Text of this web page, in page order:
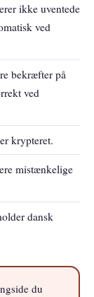
ikke uventede
ved
bekræfter på
ved
krypteret.
mistænkelige
dansk
du